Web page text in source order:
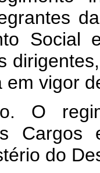
Social
vigor
O
do